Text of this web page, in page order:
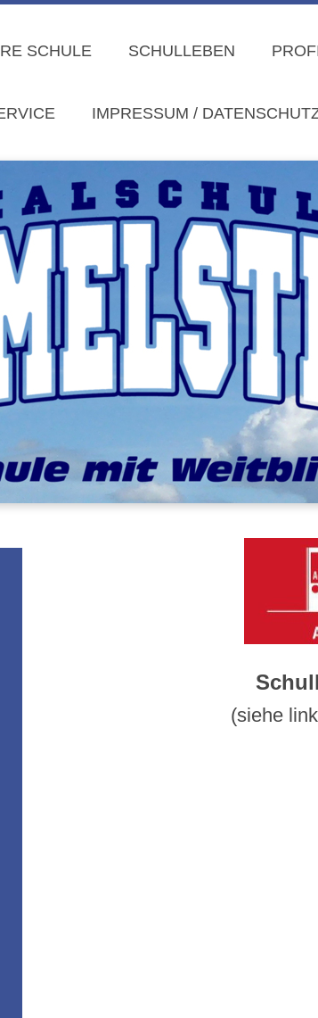
SCHULE SCHULLEBEN
IMPRESSUM /
(siehe